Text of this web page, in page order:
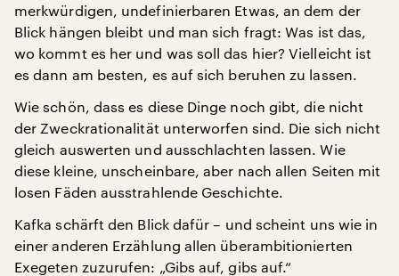
merkwürdigen, undefinierbaren Etwas, an dem der
Blick hängen bleibt und man sich fragt: Was ist das,
wo kommt es her und was soll das hier? Vielleicht ist
es dann am besten, es auf sich beruhen zu lassen.
Wie schön, dass es diese Dinge noch gibt, die nicht
der Zweckrationalität unterworfen sind. Die sich nicht
gleich auswerten und ausschlachten lassen. Wie
diese kleine, unscheinbare, aber nach allen Seiten mit
losen Fäden ausstrahlende Geschichte.
Kafka schärft den Blick dafür – und scheint uns wie in
einer anderen Erzählung allen überambitionierten
Exegeten zuzurufen: „Gibs auf, gibs auf.“